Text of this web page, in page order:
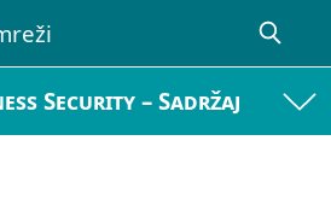
Security – Sadržaj